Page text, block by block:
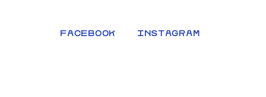
FACEBOOK INSTAGRAM